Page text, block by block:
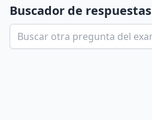
Buscador de respuestas